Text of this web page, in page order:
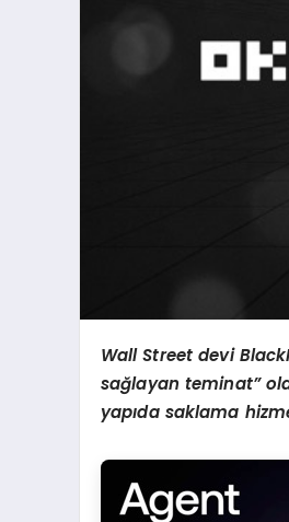
Wall Street devi
sağlayan teminat”
yapıda saklama